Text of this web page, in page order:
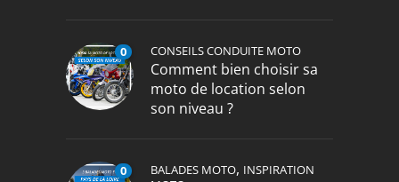
0 CONSEILS CONDUITE MOTO
Comment bien choisir sa
moto de location selon
son niveau ?
0 BALADES MOTO, INSPIRATION